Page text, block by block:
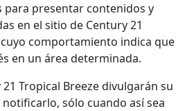
para presentar contenidos y
en el sitio de Century 21
comportamiento indica que
en un área determinada.
Tropical Breeze divulgarán su
sólo cuando así sea